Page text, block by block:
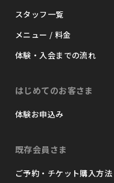
スタッフ一覧
メニュー / 料金
体験・入会までの流れ
はじめてのお客さま
体験お申込み
既存会員さま
ご予約・チケット購入方法